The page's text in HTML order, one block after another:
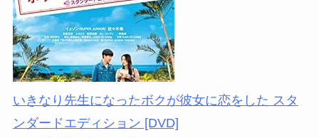
いきなり先生になったボクが彼女に恋をした スタ
ンダードエディション [DVD]